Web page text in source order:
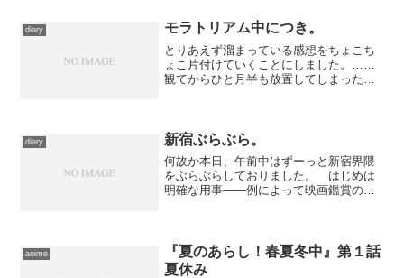
diary モラトリアム中につき。
とりあえず溜まっている感想をちょこち
ょこ片付けていくことにしました。……
観てからひと月半も放置してしまった。
に気負いすぎて、忙しいと...
diary 新宿ぶらぶら。
何故か本日、午前中はずーっと新宿界隈
をぶらぶらしておりました。 はじめは
明確な用事――例によって映画鑑賞のつ
の時期で遠出できない人々...
anime
『夏のあらし！春夏冬中』第１話
夏休み